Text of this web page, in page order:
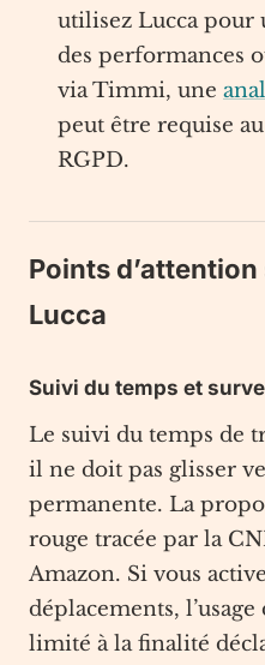
utilisez Lucca pour
des performances
via Timmi, une
peut être requise
RGPD.
Points
Lucca
Suivi du temps et
Le suivi du temps de
il ne doit pas glisser
permanente. La
rouge tracée par la
Amazon. Si vous
déplacements,
limité à la finalité